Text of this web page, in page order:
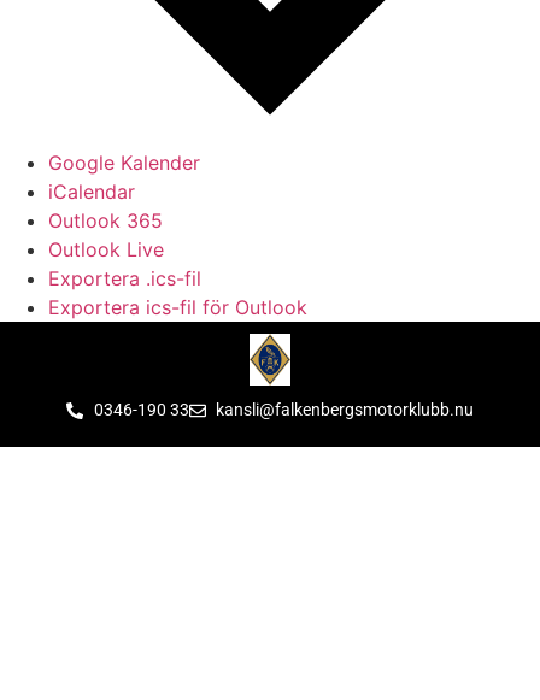
Google Kalender
iCalendar
Outlook 365
Outlook Live
Exportera .ics-fil
Exportera ics-fil för Outlook
0346-190 33 kansli@falkenbergsmotorklubb.nu